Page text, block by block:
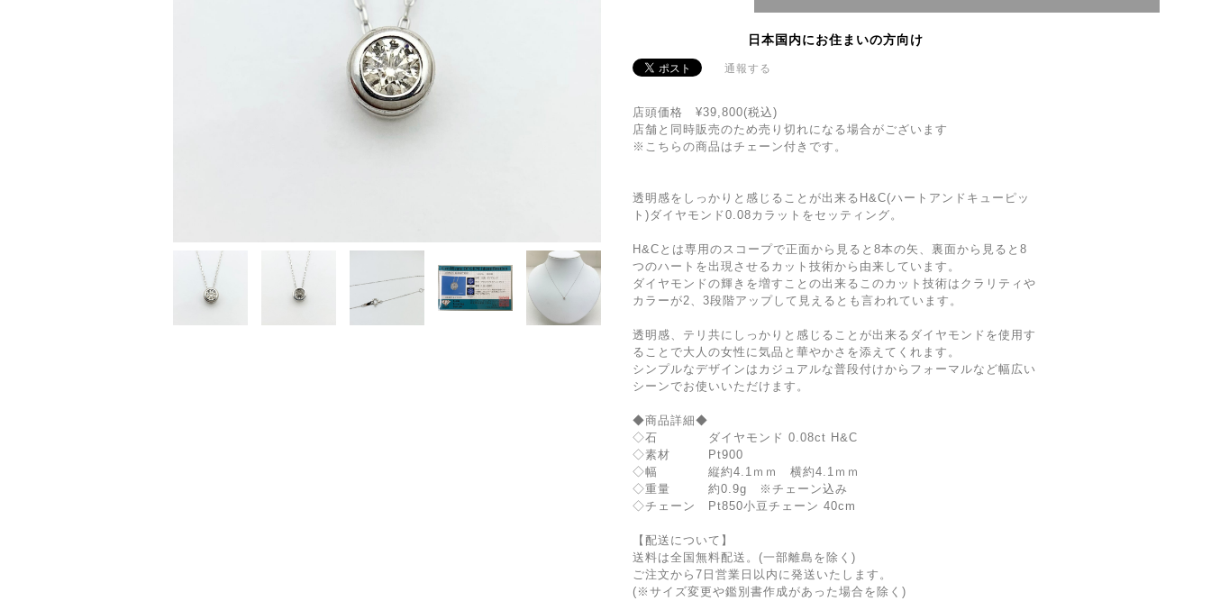
日本国内にお住まいの方向け
通報する
店頭価格 ¥39,800(税込)
店舗と同時販売のため売り切れになる場合がございます
※こちらの商品はチェーン付きです。
透明感をしっかりと感じることが出来るH&C(ハートアンドキューピッ
ト)ダイヤモンド0.08カラットをセッティング。
H&Cとは専用のスコープで正面から見ると8本の矢、裏面から見ると8
つのハートを出現させるカット技術から由来しています。
ダイヤモンドの輝きを増すことの出来るこのカット技術はクラリティや
カラーが2、3段階アップして見えるとも言われています。
透明感、テリ共にしっかりと感じることが出来るダイヤモンドを使用す
ることで大人の女性に気品と華やかさを添えてくれます。
シンプルなデザインはカジュアルな普段付けからフォーマルなど幅広い
シーンでお使いいただけます。⁡
◆商品詳細◆
◇石 ダイヤモンド 0.08ct H&C
◇素材 Pt900
◇幅 縦約4.1ｍｍ 横約4.1ｍｍ
◇重量 約0.9g ※チェーン込み
◇チェーン Pt850小豆チェーン 40cm
【配送について】
送料は全国無料配送。(一部離島を除く)
ご注文から7日営業日以内に発送いたします。
(※サイズ変更や鑑別書作成があった場合を除く)